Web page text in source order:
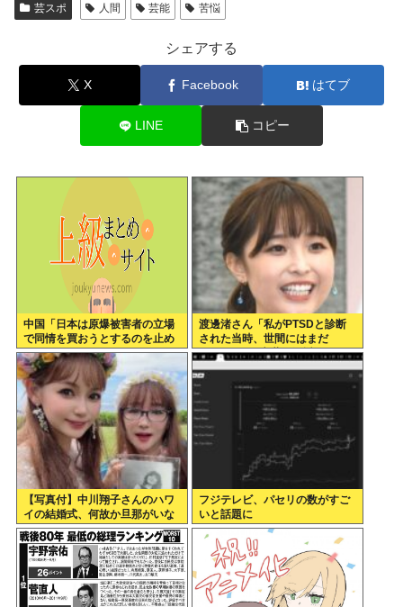
芸スポ 人間 芸能 苦悩
シェアする
X Facebook はてブ
LINE コピー
中国「日本は原爆被害者の立場
で同情を買おうとするのを止め
ろ」
渡邊渚さん「私がPTSDと診断
された当時、世間にはまだ
PTSDという言葉は浸透してい
ませんでした」
【写真付】中川翔子さんのハワ
イの結婚式、何故か旦那がいな
い
フジテレビ、パセリの数がすご
いと話題に